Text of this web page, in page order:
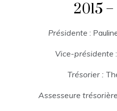
2015
Présidente :
Vice-présidente
Trésorier :
Assesseure trésorière